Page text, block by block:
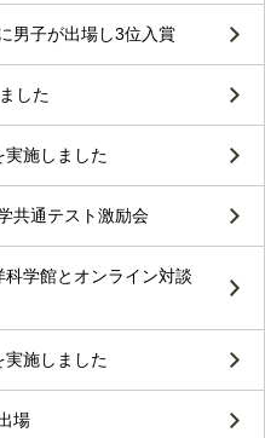
男子が出場し3位入賞
した
実施しました
共通テスト激励会
学館とオンライン対談
実施しました
場